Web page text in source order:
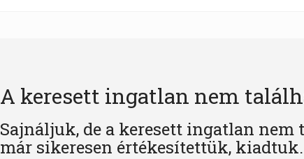
A keresett ingatlan nem
Sajnáljuk, de a keresett ingatlan nem
már sikeresen értékesítettük, kiadtuk.